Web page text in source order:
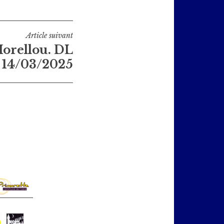
Article suivant
DL
14/03/2025